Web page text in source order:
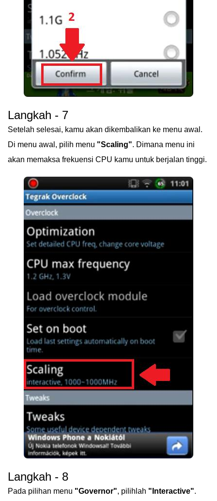
Langkah - 7
Setelah selesai, kamu akan dikembalikan ke menu awal.
Di menu awal, pilih menu "Scaling". Dimana menu ini
akan memaksa frekuensi CPU kamu untuk berjalan tinggi.
Langkah - 8
Pada pilihan menu "Governor", pilihlah "Interactive".